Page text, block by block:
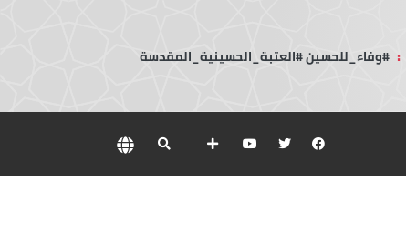
: #وفاء_للحسين #العتبة_الحسينية_المقدسة